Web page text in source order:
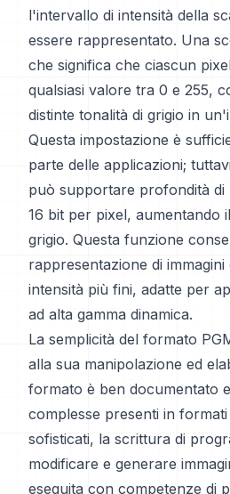
l'intervallo di intensità della
essere rappresentato. Una
che significa che ciascun
qualsiasi valore tra 0 e 255,
distinte tonalità di grigio in
Questa impostazione è
parte delle applicazioni;
può supportare profondità di
16 bit per pixel, aumentando
grigio. Questa funzione
rappresentazione di
intensità più fini, adatte per
ad alta gamma dinamica.
La semplicità del formato
alla sua manipolazione ed
formato è ben documentato
complesse presenti in
sofisticati, la scrittura di
modificare e generare
eseguita con competenze di